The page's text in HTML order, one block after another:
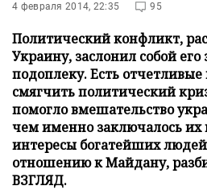
4 февраля 2014, 22:35 95
Политический конфликт,
Украину, заслонил собой
подоплеку. Есть отчетливые
смягчить политический
помогло вмешательство
чем именно заключалось их
интересы богатейших
отношению к Майдану,
ВЗГЛЯД.